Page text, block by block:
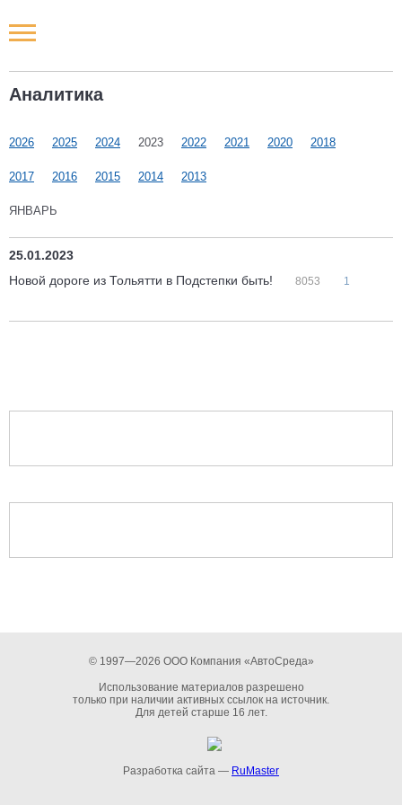
Аналитика
2026 2025 2024 2023 2022 2021 2020 2018
2017 2016 2015 2014 2013
ЯНВАРЬ
25.01.2023
Новой дороге из Тольятти в Подстепки быть!
8053 1
© 1997—2026 ООО Компания «АвтоСреда»
Использование материалов разрешено
только при наличии активных ссылок на источник.
Для детей старше 16 лет.
Разработка сайта — RuMaster
Новости РФ
Наши мероприятия
Статьи